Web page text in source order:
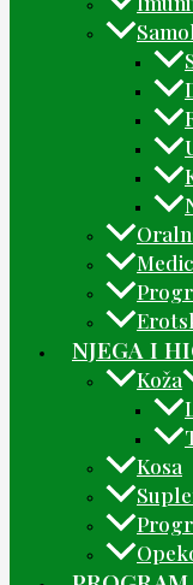
NJEGA I
Koža
Kosa